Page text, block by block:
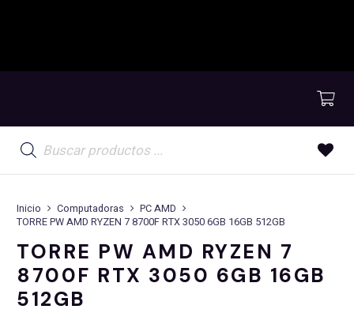
de
productos
Inicio Computadoras
PC AMD
TORRE PW AMD RYZEN 7 8700F RTX 3050 6GB 16GB 512GB
TORRE PW AMD RYZEN 7
8700F RTX 3050 6GB 16GB
512GB